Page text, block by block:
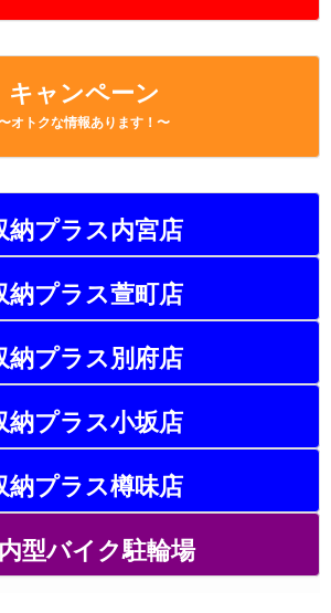
キャンペーン
オトクな情報あります！〜
納プラス内宮店
納プラス萱町店
納プラス別府店
納プラス小坂店
納プラス樽味店
型バイク駐輪場